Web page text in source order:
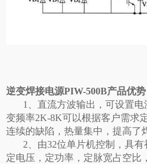
逆变焊接电源PIW-500B产品优势
1、直流方波输出，可设置电
变频率2K-8K可以根据客户需求
连续的缺陷，热量集中，提高了
2、由32位单片机控制，具有
定电压，定功率，定脉宽占空比